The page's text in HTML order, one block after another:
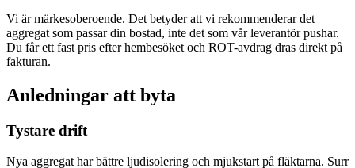
Vi är märkesoberoende. Det betyder att vi rekommenderar det
aggregat som passar din bostad, inte det som vår leverantör pushar.
Du får ett fast pris efter hembesöket och ROT-avdrag dras direkt på
fakturan.
Anledningar att byta
Tystare drift
Nya aggregat har bättre ljudisolering och mjukstart på fläktarna. Surr